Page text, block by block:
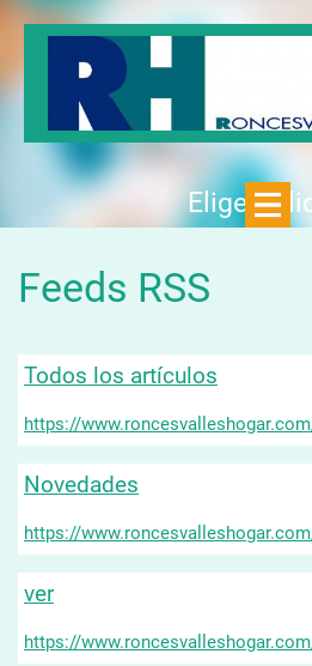
Elige
Feeds RSS
Todos los artículos
https://
Novedades
https://
ver
https://